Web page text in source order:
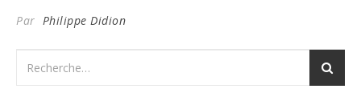
Par Philippe Didion